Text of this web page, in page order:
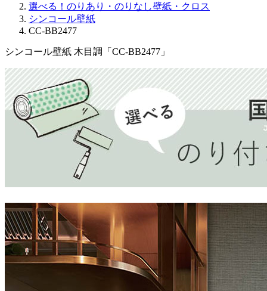
選べる！のりあり・のりなし壁紙・クロス
シンコール壁紙
CC-BB2477
シンコール壁紙 木目調「CC-BB2477」